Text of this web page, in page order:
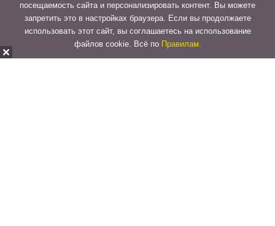
посещаемость сайта и персонализировать контент. Вы можете
запретить это в настройках браузера. Если вы продолжаете
использовать этот сайт, вы соглашаетесь на использование
файлов cookie. Всё по Правилам.